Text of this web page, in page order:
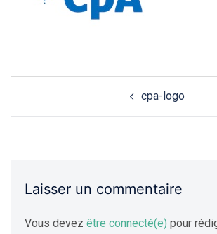
l'article
cpa-logo
Laisser un commentaire
Vous devez être connecté(e) pour